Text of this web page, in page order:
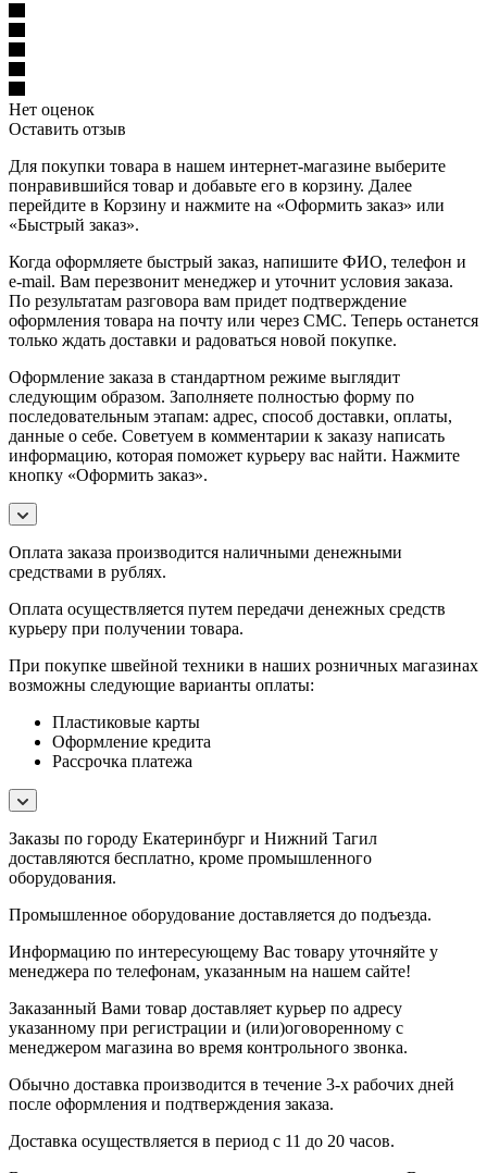
Нет оценок
Оставить отзыв
Для покупки товара в нашем интернет-магазине выберите
понравившийся товар и добавьте его в корзину. Далее
перейдите в Корзину и нажмите на «Оформить заказ» или
«Быстрый заказ».
Когда оформляете быстрый заказ, напишите ФИО, телефон и
e-mail. Вам перезвонит менеджер и уточнит условия заказа.
По результатам разговора вам придет подтверждение
оформления товара на почту или через СМС. Теперь останется
только ждать доставки и радоваться новой покупке.
Оформление заказа в стандартном режиме выглядит
следующим образом. Заполняете полностью форму по
последовательным этапам: адрес, способ доставки, оплаты,
данные о себе. Советуем в комментарии к заказу написать
информацию, которая поможет курьеру вас найти. Нажмите
кнопку «Оформить заказ».
Оплата заказа производится наличными денежными
средствами в рублях.
Оплата осуществляется путем передачи денежных средств
курьеру при получении товара.
При покупке швейной техники в наших розничных магазинах
возможны следующие варианты оплаты:
Пластиковые карты
Оформление кредита
Рассрочка платежа
Заказы по городу Екатеринбург и Нижний Тагил
доставляются бесплатно, кроме промышленного
оборудования.
Промышленное оборудование доставляется до подъезда.
Информацию по интересующему Вас товару уточняйте у
менеджера по телефонам, указанным на нашем сайте!
Заказанный Вами товар доставляет курьер по адресу
указанному при регистрации и (или)оговоренному с
менеджером магазина во время контрольного звонка.
Обычно доставка производится в течение 3-х рабочих дней
после оформления и подтверждения заказа.
Доставка осуществляется в период с 11 до 20 часов.